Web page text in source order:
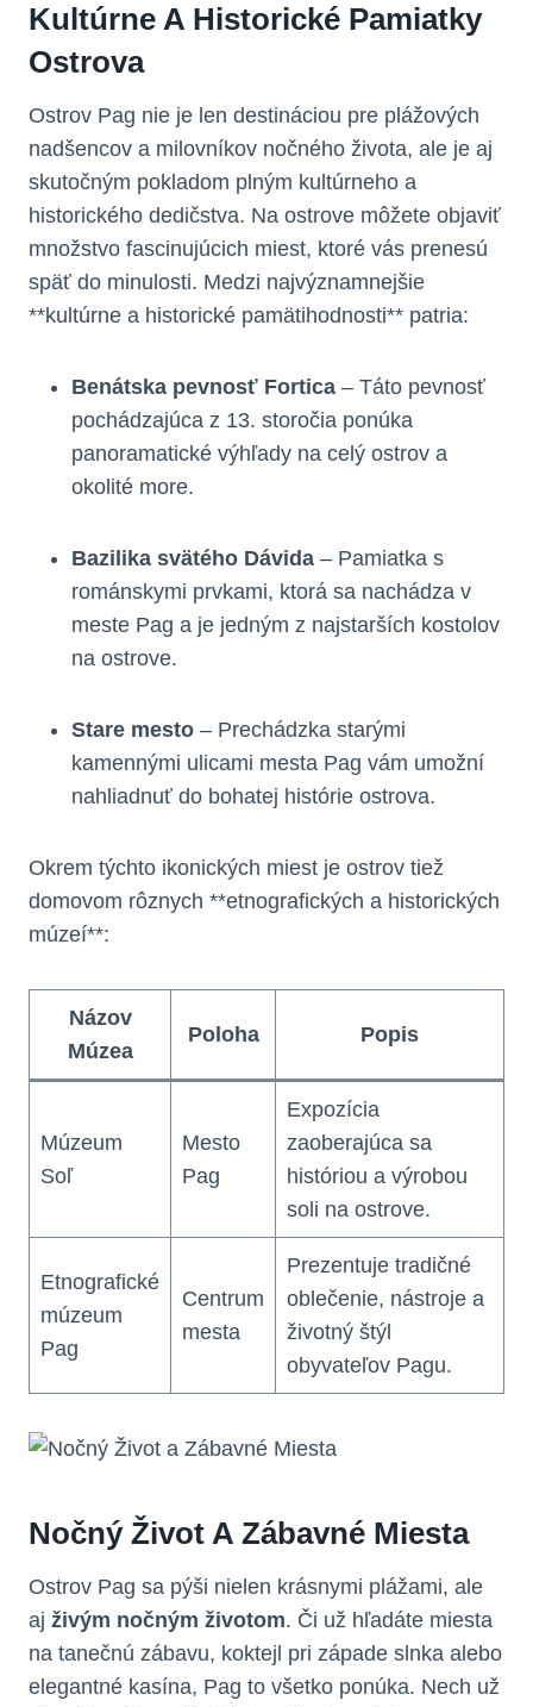
Kultúrne A Historické Pamiatky
Ostrova
Ostrov Pag nie je len destináciou pre plážových
nadšencov a milovníkov nočného života, ale je aj
skutočným pokladom plným kultúrneho a
historického dedičstva. Na ostrove môžete objaviť
množstvo fascinujúcich miest, ktoré vás prenesú
späť do minulosti. Medzi najvýznamnejšie
**kultúrne a historické pamätihodnosti** patria:
Benátska pevnosť Fortica – Táto pevnosť
pochádzajúca z 13. storočia ponúka
panoramatické výhľady na celý ostrov a
okolité more.
Bazilika svätého Dávida – Pamiatka s
románskymi prvkami, ktorá sa nachádza v
meste Pag a je jedným z najstarších kostolov
na ostrove.
Stare mesto – Prechádzka starými
kamennými ulicami mesta Pag vám umožní
nahliadnuť do bohatej histórie ostrova.
Okrem týchto ikonických miest je ostrov tiež
domovom rôznych **etnografických a historických
múzeí**:
Názov
Múzea
Poloha Popis
Múzeum
Soľ
Mesto
Pag
Expozícia
zaoberajúca sa
históriou a výrobou
soli na ostrove.
Etnografické
múzeum
Pag
Centrum
mesta
Prezentuje tradičné
oblečenie, nástroje a
životný štýl
obyvateľov Pagu.
Nočný Život A Zábavné Miesta
Ostrov Pag sa pýši nielen krásnymi plážami, ale
aj živým nočným životom. Či už hľadáte miesta
na tanečnú zábavu, koktejl pri západe slnka alebo
elegantné kasína, Pag to všetko ponúka. Nech už